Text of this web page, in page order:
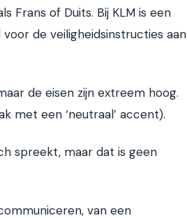
Frans of Duits. Bij KLM is een
de veiligheidsinstructies aan
de eisen zijn extreem hoog.
met een ‘neutraal’ accent).
spreekt, maar dat is geen
van een